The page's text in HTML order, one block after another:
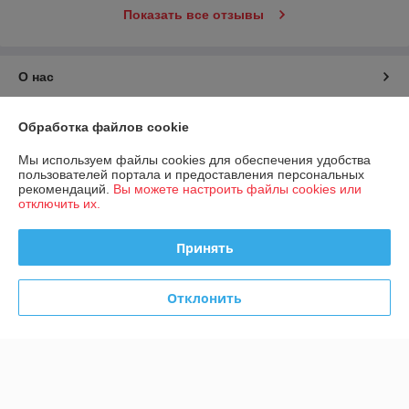
Показать все отзывы
О нас
Контакты
Доставка и оплата
График работы
Политика обработки cookies
Обработка файлов cookie
Мы используем файлы cookies для обеспечения удобства
пользователей портала и предоставления персональных
рекомендаций. Вы можете настроить файлы cookies или
отключить их.
Принять
Отклонить